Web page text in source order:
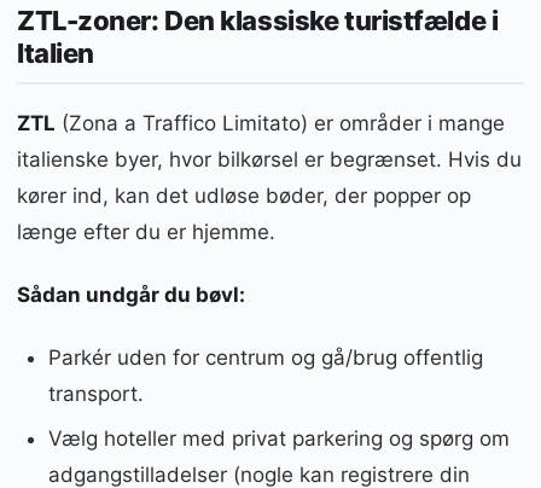
ZTL-zoner: Den klassiske turistfælde i
Italien
ZTL (Zona a Traffico Limitato) er områder i mange
italienske byer, hvor bilkørsel er begrænset. Hvis du
kører ind, kan det udløse bøder, der popper op
længe efter du er hjemme.
Sådan undgår du bøvl:
Parkér uden for centrum og gå/brug offentlig
transport.
Vælg hoteller med privat parkering og spørg om
adgangstilladelser (nogle kan registrere din